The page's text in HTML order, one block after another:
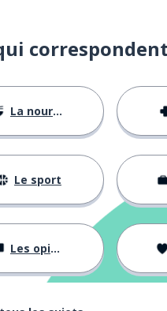
La nourriture
Le sport
Les opinions